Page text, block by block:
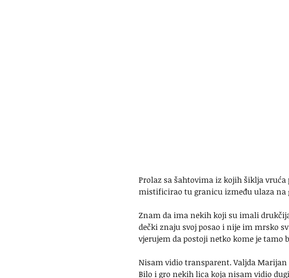
Prolaz sa šahtovima iz kojih šiklja
mistificirao tu granicu između ulaza
Znam da ima nekih koji su imali
dečki znaju svoj posao i nije im mrsko
vjerujem da postoji netko kome je tamo
Nisam vidio transparent. Valjda
Bilo i gro nekih lica koja nisam vidio